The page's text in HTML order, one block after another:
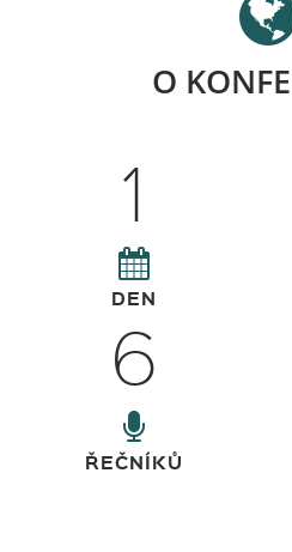
O
1
DEN
6
ŘEČNÍKŮ